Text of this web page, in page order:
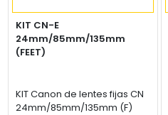
KIT CN-E
24mm/85mm/135mm
(FEET)
KIT Canon de lentes fijas CN
24mm/85mm/135mm (F)